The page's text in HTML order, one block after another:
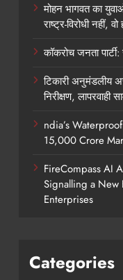
मोहन भागवत का
राष्ट्र-विरोधी नहीं,
कॉकरोच जनता
टिकारी अनुमंडलीय
निरीक्षण, लापरवाही
ndia’s
15,000 Crore
FireCompass AI
Signalling a New
Enterprises
Categories